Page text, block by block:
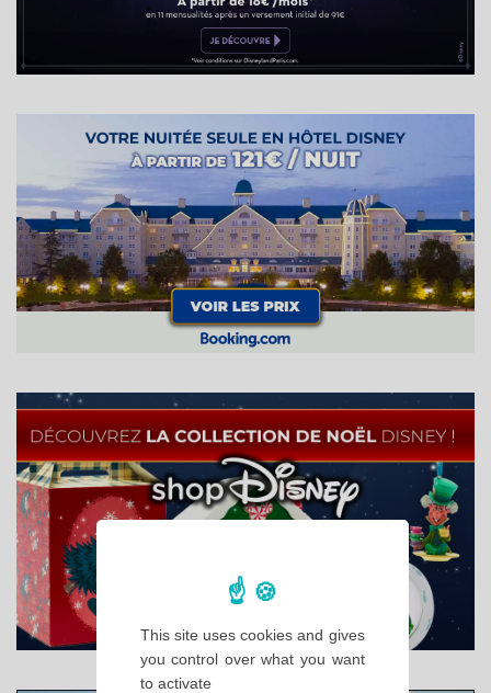
This site uses cookies and gives
you control over what you want
to activate